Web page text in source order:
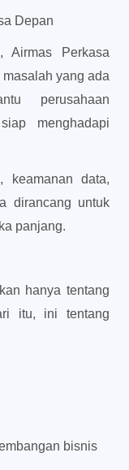
Depan
Airmas Perkasa
yang ada
perusahaan
menghadapi
keamanan data,
dirancang untuk
panjang.
hanya tentang
itu, ini tentang
bisnis